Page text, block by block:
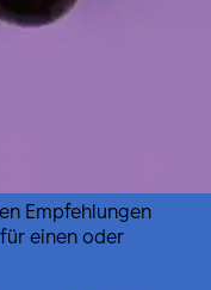
Empfehlungen
einen oder